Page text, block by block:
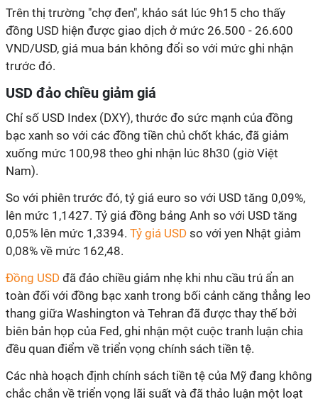
Trên thị trường "chợ đen", khảo sát lúc 9h15 cho thấy
đồng USD hiện được giao dịch ở mức 26.500 - 26.600
VND/USD, giá mua bán không đổi so với mức ghi nhận
trước đó.
USD đảo chiều giảm giá
Chỉ số USD Index (DXY), thước đo sức mạnh của đồng
bạc xanh so với các đồng tiền chủ chốt khác, đã giảm
xuống mức 100,98 theo ghi nhận lúc 8h30 (giờ Việt
Nam).
So với phiên trước đó, tỷ giá euro so với USD tăng 0,09%,
lên mức 1,1427. Tỷ giá đồng bảng Anh so với USD tăng
0,05% lên mức 1,3394. Tỷ giá USD so với yen Nhật giảm
0,08% về mức 162,48.
Đồng USD đã đảo chiều giảm nhẹ khi nhu cầu trú ẩn an
toàn đối với đồng bạc xanh trong bối cảnh căng thẳng leo
thang giữa Washington và Tehran đã được thay thế bởi
biên bản họp của Fed, ghi nhận một cuộc tranh luận chia
đều quan điểm về triển vọng chính sách tiền tệ.
Các nhà hoạch định chính sách tiền tệ của Mỹ đang không
chắc chắn về triển vọng lãi suất và đã thảo luận một loạt